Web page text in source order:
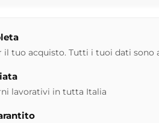
il tuo acquisto. Tutti i tuoi dati sono
lavorativi in tutta Italia